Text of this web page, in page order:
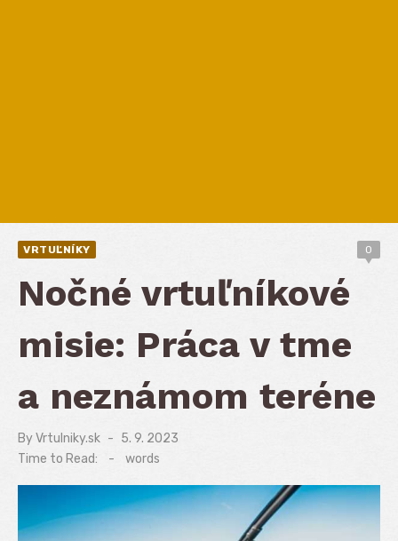
VRTUĽNÍKY 0
Nočné vrtuľníkové
misie: Práca v tme
a neznámom teréne
ByVrtulniky.sk
Posted
on
5. 9. 2023
Time to Read:
- words